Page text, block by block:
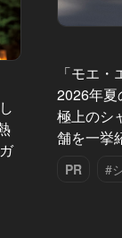
「モエ
2026年夏
極上のシ
舗を一挙
PR #